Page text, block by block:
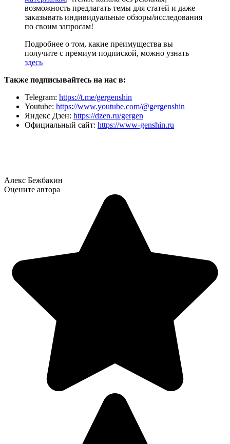
возможность предлагать темы для статей и даже
заказывать индивидуальные обзоры/исследования
по своим запросам!
Подробнее о том, какие преимущества вы
получите с премиум подпиской, можно узнать
здесь
Также подписывайтесь на нас в:
Telegram: https://t.me/gergenshin
Youtube: https://www.youtube.com/@gergenshin
Яндекс Дзен: https://dzen.ru/gergen
Официальный сайт: https://www-genshin.ru
Алекс Бежбакин
Оцените автора